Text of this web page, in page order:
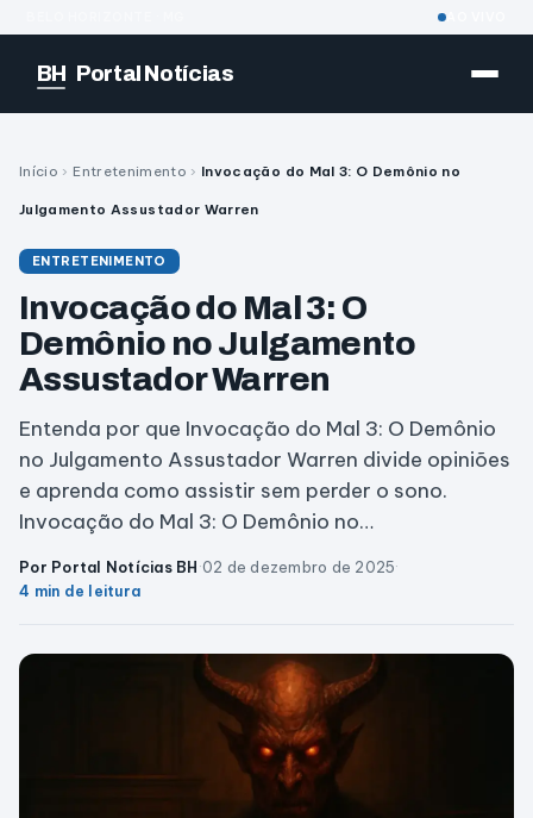
BH Portal Notícias
Início › Entretenimento › Invocação do Mal 3: O Demônio no
Julgamento Assustador Warren
ENTRETENIMENTO
Invocação do Mal 3: O
Demônio no Julgamento
Assustador Warren
Entenda por que Invocação do Mal 3: O Demônio
no Julgamento Assustador Warren divide opiniões
e aprenda como assistir sem perder o sono.
Invocação do Mal 3: O Demônio no…
Por Portal Notícias BH·02 de dezembro de 2025·
4 min de leitura